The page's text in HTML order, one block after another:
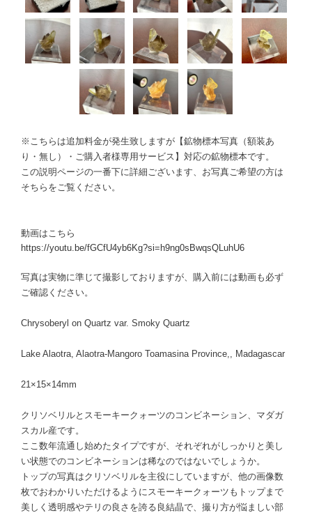
※こちらは追加料金が発生致しますが【鉱物標本写真（額装あ
り・無し）・ご購入者様専用サービス】対応の鉱物標本です。
この説明ページの一番下に詳細ございます、お写真ご希望の方は
そちらをご覧ください。
動画はこちら
https://youtu.be/fGCfU4yb6Kg?si=h9ng0sBwqsQLuhU6
写真は実物に準じて撮影しておりますが、購入前には動画も必ず
ご確認ください。
Chrysoberyl on Quartz var. Smoky Quartz
Lake Alaotra, Alaotra-Mangoro Toamasina Province,, Madagascar
21×15×14mm
クリソベリルとスモーキークォーツのコンビネーション、マダガ
スカル産です。
ここ数年流通し始めたタイプですが、それぞれがしっかりと美し
い状態でのコンビネーションは稀なのではないでしょうか。
トップの写真はクリソベリルを主役にしていますが、他の画像数
枚でおわかりいただけるようにスモーキークォーツもトップまで
美しく透明感やテリの良さを誇る良結晶で、撮り方が悩ましい部